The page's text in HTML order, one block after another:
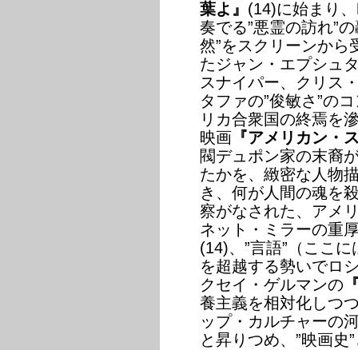
葉よ』 (14)に始まり
奏でる”悪霊の訪れ”
然”をスクリーンから
たジャン・エプシュ
スナイパー、クリス
タファの”俊敏さ”の
リカ合衆国の終焉を
映画 『アメリカン・
閥デュポン家の末裔
たかを、緻密な人物
き、何が人間の魂を
察がなされた、アメ
ネット・ミラーの重
(14)、”言語”（ここ
を超越する勢いでロ
クセイ・ゲルマンの
養主義を相対化しつ
ップ・カルチャーの
と昇りつめ、”映画